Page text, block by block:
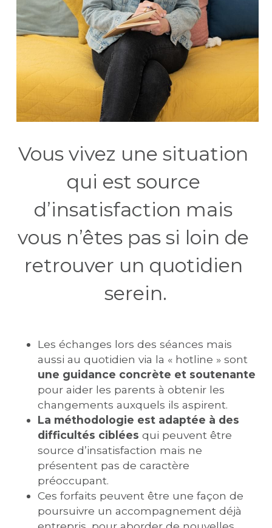
Vous vivez une situation
qui est source
d’insatisfaction mais
vous n’êtes pas si loin de
retrouver un quotidien
serein.
Les échanges lors des séances mais
aussi au quotidien via la « hotline » sont
une guidance concrète et soutenante
pour aider les parents à obtenir les
changements auxquels ils aspirent.
La méthodologie est adaptée à des
difficultés ciblées qui peuvent être
source d’insatisfaction mais ne
présentent pas de caractère
préoccupant.
Ces forfaits peuvent être une façon de
poursuivre un accompagnement déjà